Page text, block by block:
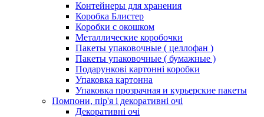
Контейнеры для хранения
Коробка Блистер
Коробки с окошком
Металлические коробочки
Пакеты упаковочные ( целлофан )
Пакеты упаковочные ( бумажные )
Подарункові картонні коробки
Упаковка картонна
Упаковка прозрачная и курьерские пакеты
Помпони, пір'я і декоративні очі
Декоративні очі